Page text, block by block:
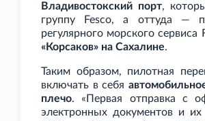
Владивостокский порт,
группу Fesco, а оттуда —
регулярного морского сервиса
«Корсаков» на Сахалине.
Таким образом, пилотная
включать в себя
плечо. «Первая отправка с
электронных документов и